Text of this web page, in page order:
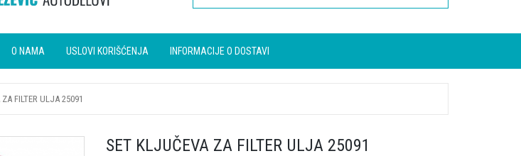
O NAMA USLOVI KORIŠĆENJA INFORMACIJE O DOSTAVI
FILTER ULJA 25091
SET KLJUČEVA ZA FILTER ULJA 25091